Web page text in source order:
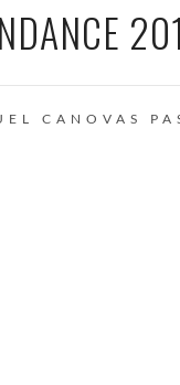
CANOVAS